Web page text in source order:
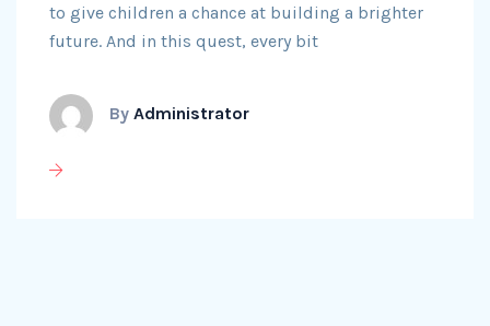
to give children a chance at building a brighter
future. And in this quest, every bit
By Administrator